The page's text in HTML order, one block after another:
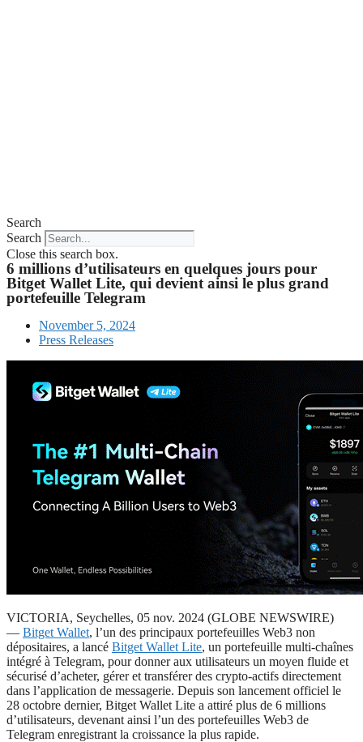
Search
Search
Close this search box.
6 millions d’utilisateurs en quelques jours pour
Bitget Wallet Lite, qui devient ainsi le plus grand
portefeuille Telegram
November 5, 2024
Press Releases
VICTORIA, Seychelles, 05 nov. 2024 (GLOBE NEWSWIRE)
— Bitget Wallet, l’un des principaux portefeuilles Web3 non
dépositaires, a lancé Bitget Wallet Lite, un portefeuille multi-chaînes
intégré à Telegram, pour donner aux utilisateurs un moyen fluide et
sécurisé d’acheter, gérer et transférer des crypto-actifs directement
dans l’application de messagerie. Depuis son lancement officiel le
28 octobre dernier, Bitget Wallet Lite a attiré plus de 6 millions
d’utilisateurs, devenant ainsi l’un des portefeuilles Web3 de
Telegram enregistrant la croissance la plus rapide.